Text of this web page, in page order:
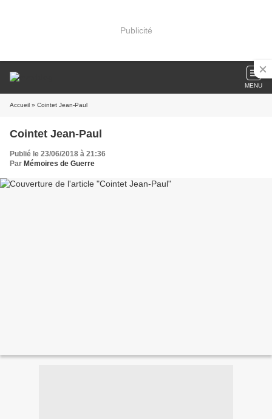
Publicité
MENU
Accueil » Cointet Jean-Paul
Cointet Jean-Paul
Publié le 23/06/2018 à 21:36
Par Mémoires de Guerre